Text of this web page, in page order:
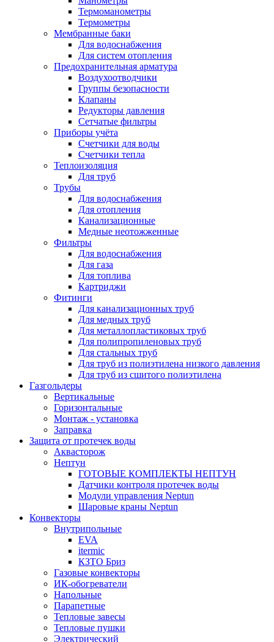
Термоманометры
Термометры
Мембранные баки
Для водоснабжения
Для систем отопления
Предохранительная арматура
Воздухоотводчики
Группы безопасности
Клапаны
Редукторы давления
Сетчатые фильтры
Приборы учёта
Счетчики для воды
Счетчики тепла
Теплоизоляция
Для труб
Трубы
Для водоснабжения
Для отопления
Канализационные
Медные неотожженные
Фильтры
Для водоснабжения
Для газа
Для топлива
Картриджи
Фитинги
Для канализационных труб
Для медных труб
Для металлопластиковых труб
Для полипропиленовых труб
Для стальных труб
Для труб из полиэтилена низкого давления
Для труб из сшитого полиэтилена
Газгольдеры
Вертикальные
Горизонтальные
Монтаж - установка
Заправка
Защита от протечек воды
Аквасторож
Нептун
ГОТОВЫЕ КОМПЛЕКТЫ НЕПТУН
Датчики контроля протечек воды
Модули управления Neptun
Шаровые краны Neptun
Конвекторы
Внутрипольные
EVA
itermic
КЗТО Бриз
Газовые конвекторы
ИК-обогреватели
Напольные
Парапетные
Тепловые завесы
Тепловые пушки
Электрический